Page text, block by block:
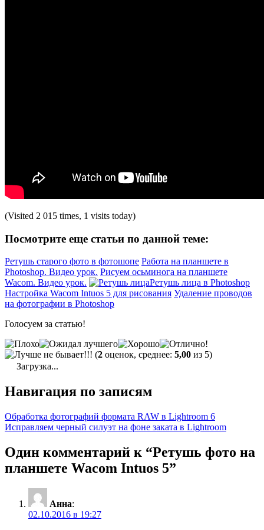
(Visited 2 015 times, 1 visits today)
Посмотрите еще статьи по данной теме:
Ретушь старого фото в фотошопе Работа на планшете в
Photoshop. Видео урок. Рисуем осьминога на планшете
Wacom. Видео урок.
Ретушь лица в Photoshop
Настройка Wacom Intuos 5 для рисования Удаление проводов
на фотографии в Photoshop
Голосуем за статью!
(2 оценок, среднее: 5,00 из 5)
Загрузка...
Навигация по записям
Обработка фотографий формата RAW в Lightroom 6
Исправляем черный силуэт на фоне заката в Lightroom
Один комментарий к “Ретушь фото на
планшете Wacom Intuos 5”
Анна:
02.10.2016 в 19:27